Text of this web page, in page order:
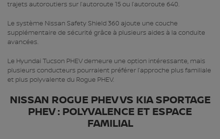
trajets autoroutiers sur l’autoroute 15 ou l’autoroute 640.
Le système Nissan Safety Shield 360 ajoute une couche
supplémentaire de sécurité grâce à plusieurs aides à la conduite
avancées.
Le Hyundai Tucson PHEV demeure une option intéressante, mais
plusieurs conducteurs pourraient préférer l’approche plus familiale
et plus polyvalente du Rogue PHEV.
NISSAN ROGUE PHEV VS KIA SPORTAGE
PHEV : POLYVALENCE ET ESPACE
FAMILIAL